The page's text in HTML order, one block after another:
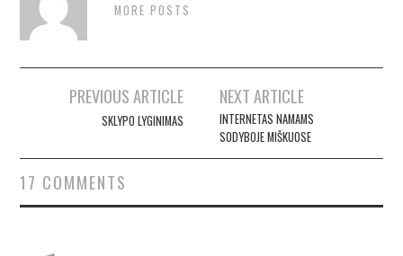
MORE POSTS
navigation
PREVIOUS ARTICLE
SKLYPO LYGINIMAS
NEXT ARTICLE
INTERNETAS NAMAMS
SODYBOJE MIŠKUOSE
17 COMMENTS